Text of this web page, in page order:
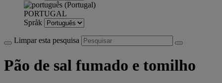
PORTUGAL
Språk
Limpar esta pesquisa
Pão de sal fumado e tomilho